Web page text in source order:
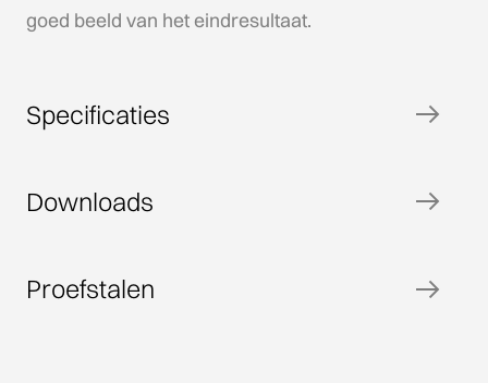
goed beeld van het eindresultaat.
Specificaties
Downloads
Proefstalen